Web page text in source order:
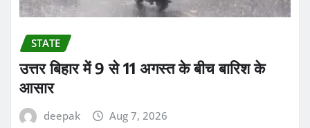
STATE
उत्तर बिहार में 9 से 11 अगस्त के बीच बारिश के
आसार
deepak Aug 7, 2026